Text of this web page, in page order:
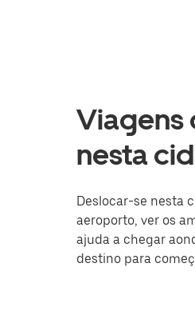
Viagens
nesta
Deslocar-se nesta
aeroporto, ver os
ajuda a chegar
destino para